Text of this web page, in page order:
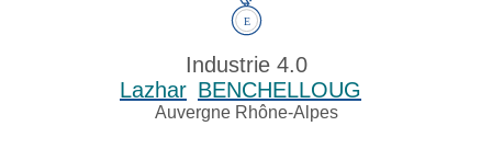
Industrie 4.0
Lazhar BENCHELLOUG
Auvergne Rhône-Alpes